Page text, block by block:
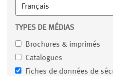
TYPES DE MÉDIAS
Brochures & imprimés
Catalogues
Fiches de données de